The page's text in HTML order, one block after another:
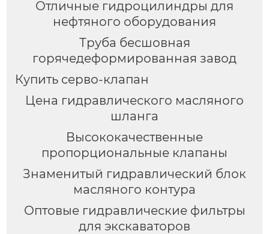
Отличные гидроцилиндры для
нефтяного оборудования
Труба бесшовная
горячедеформированная завод
Купить серво-клапан
Цена гидравлического масляного
шланга
Высококачественные
пропорциональные клапаны
Знаменитый гидравлический блок
масляного контура
Оптовые гидравлические фильтры
для экскаваторов